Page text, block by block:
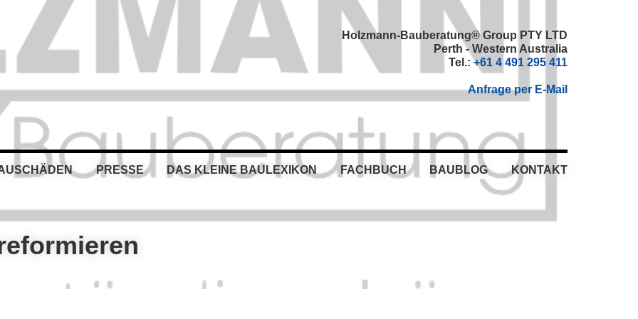
Holzmann-Bauberatung® Group PTY LTD
Perth - Western Australia
Tel.:+61 4 491 295 411
Anfrage per E-Mail
PRESSE DAS KLEINE BAULEXIKON FACHBUCH BAUBLOG KONTAKT